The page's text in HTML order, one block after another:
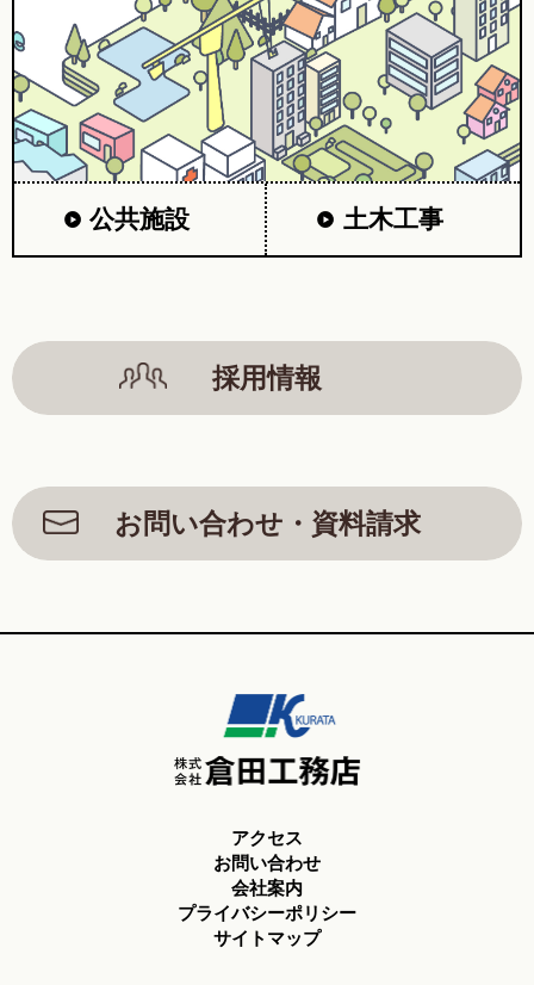
公共施設 土木工事
採用情報
お問い合わせ・資料請求
アクセス
お問い合わせ
会社案内
プライバシーポリシー
サイトマップ